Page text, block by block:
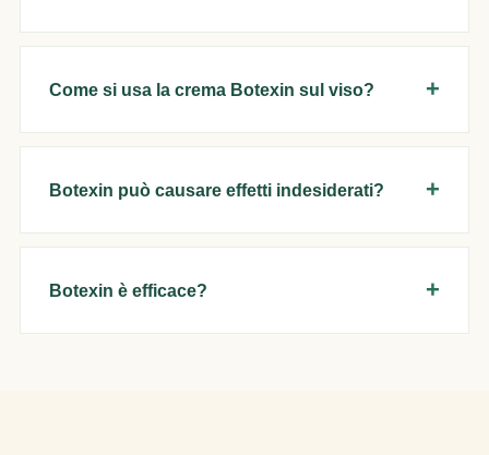
Come si usa la crema Botexin sul viso?
Botexin può causare effetti indesiderati?
Botexin è efficace?